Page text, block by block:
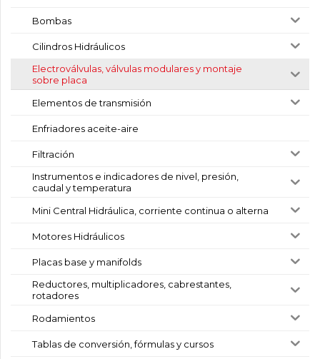
Bombas
Cilindros Hidráulicos
Electroválvulas, válvulas modulares y montaje
sobre placa
Elementos de transmisión
Enfriadores aceite-aire
Filtración
Instrumentos e indicadores de nivel, presión,
caudal y temperatura
Mini Central Hidráulica, corriente continua o alterna
Motores Hidráulicos
Placas base y manifolds
Reductores, multiplicadores, cabrestantes,
rotadores
Rodamientos
Tablas de conversión, fórmulas y cursos